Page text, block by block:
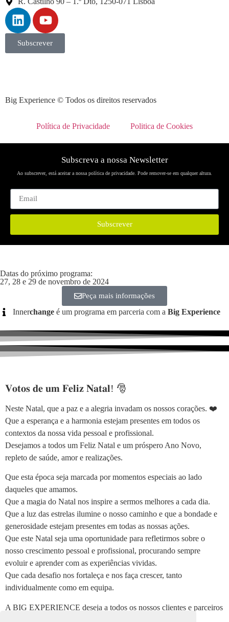
Subscrever
Big Experience © Todos os direitos reservados
Política de Privacidade Politica de Cookies
Subscreva a nossa Newsletter
Ao subscrever, está aceitar a nossa política de privacidade. Pode remover-se em qualquer altura.
Subscrever
Datas do próximo programa:
27, 28 e 29 de novembro de 2024
Peça mais informações
Innerchange é um programa em parceria com a Big Experience
𝐕𝐨𝐭𝐨𝐬 𝐝𝐞 𝐮𝐦 𝐅𝐞𝐥𝐢𝐳 𝐍𝐚𝐭𝐚𝐥! 🎅
Neste Natal, que a paz e a alegria invadam os nossos corações. ❤️
Que a esperança e a harmonia estejam presentes em todos os
contextos da nossa vida pessoal e profissional.
Desejamos a todos um Feliz Natal e um próspero Ano Novo,
repleto de saúde, amor e realizações.
Que esta época seja marcada por momentos especiais ao lado
daqueles que amamos.
Que a magia do Natal nos inspire a sermos melhores a cada dia.
Que a luz das estrelas ilumine o nosso caminho e que a bondade e
generosidade estejam presentes em todas as nossas ações.
Que este Natal seja uma oportunidade para refletirmos sobre o
nosso crescimento pessoal e profissional, procurando sempre
evoluir e aprender com as experiências vividas.
Que cada desafio nos fortaleça e nos faça crescer, tanto
individualmente como em equipa.
A BIG EXPERIENCE deseja a todos os nossos clientes e parceiros